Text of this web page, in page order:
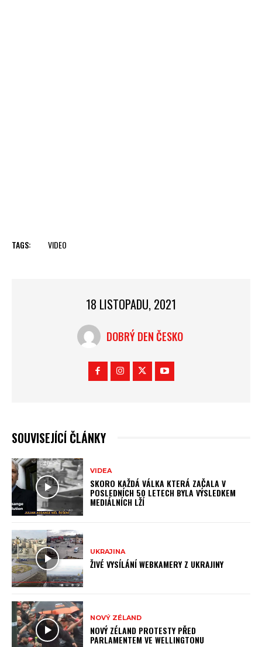
TAGS: VIDEO
18 LISTOPADU, 2021
DOBRÝ DEN ČESKO
SOUVISEJÍCÍ ČLÁNKY
VIDEA
SKORO KAŽDÁ VÁLKA KTERÁ ZAČALA V
POSLEDNÍCH 50 LETECH BYLA VÝSLEDKEM
MEDIÁLNÍCH LŽÍ
UKRAJINA
ŽIVÉ VYSÍLÁNÍ WEBKAMERY Z UKRAJINY
NOVÝ ZÉLAND
NOVÝ ZÉLAND PROTESTY PŘED
PARLAMENTEM VE WELLINGTONU